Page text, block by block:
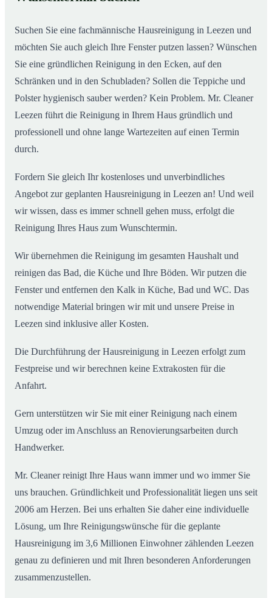
ab
Suchen Sie eine fachmännische Hausreinigung in Leezen und
möchten Sie auch gleich Ihre Fenster putzen lassen? Wünschen
Sie eine gründlichen Reinigung in den Ecken, auf den
Schränken und in den Schubladen? Sollen die Teppiche und
Polster hygienisch sauber werden? Kein Problem. Mr. Cleaner
Leezen führt die Reinigung in Ihrem Haus gründlich und
professionell und ohne lange Wartezeiten auf einen Termin
durch.
Fordern Sie gleich Ihr kostenloses und unverbindliches
Angebot zur geplanten Hausreinigung in Leezen an! Und weil
wir wissen, dass es immer schnell gehen muss, erfolgt die
Reinigung Ihres Haus zum Wunschtermin.
Wir übernehmen die Reinigung im gesamten Haushalt und
reinigen das Bad, die Küche und Ihre Böden. Wir putzen die
Fenster und entfernen den Kalk in Küche, Bad und WC. Das
notwendige Material bringen wir mit und unsere Preise in
Leezen sind inklusive aller Kosten.
Die Durchführung der Hausreinigung in Leezen erfolgt zum
Festpreise und wir berechnen keine Extrakosten für die
Anfahrt.
Gern unterstützen wir Sie mit einer Reinigung nach einem
Umzug oder im Anschluss an Renovierungsarbeiten durch
Handwerker.
Mr. Cleaner reinigt Ihre Haus wann immer und wo immer Sie
uns brauchen. Gründlichkeit und Professionalität liegen uns seit
2006 am Herzen. Bei uns erhalten Sie daher eine individuelle
Lösung, um Ihre Reinigungswünsche für die geplante
Hausreinigung im 3,6 Millionen Einwohner zählenden Leezen
genau zu definieren und mit Ihren besonderen Anforderungen
zusammenzustellen.